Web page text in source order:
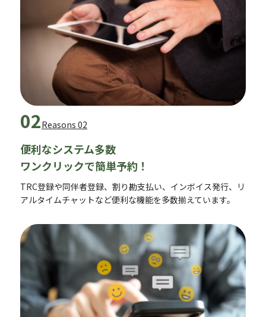
02Reasons 02
便利なシステム多数
ワンクリックで簡単予約！
TRC登録や同伴者登録、割り勘支払い、インボイス発行、リ
アルタイムチャットなど便利な機能を多数揃えています。